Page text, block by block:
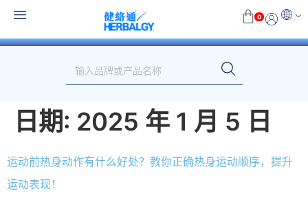
0
日期: 2025 年 1 月 5 日
运动前热身动作有什么好处？教你正确热身运动顺序，提升
运动表现！